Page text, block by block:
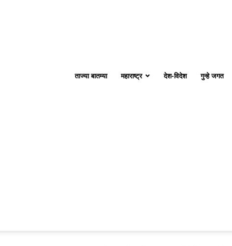
ताज्या बातम्या महाराष्ट्र देश-विदेश गुन्हे जगत